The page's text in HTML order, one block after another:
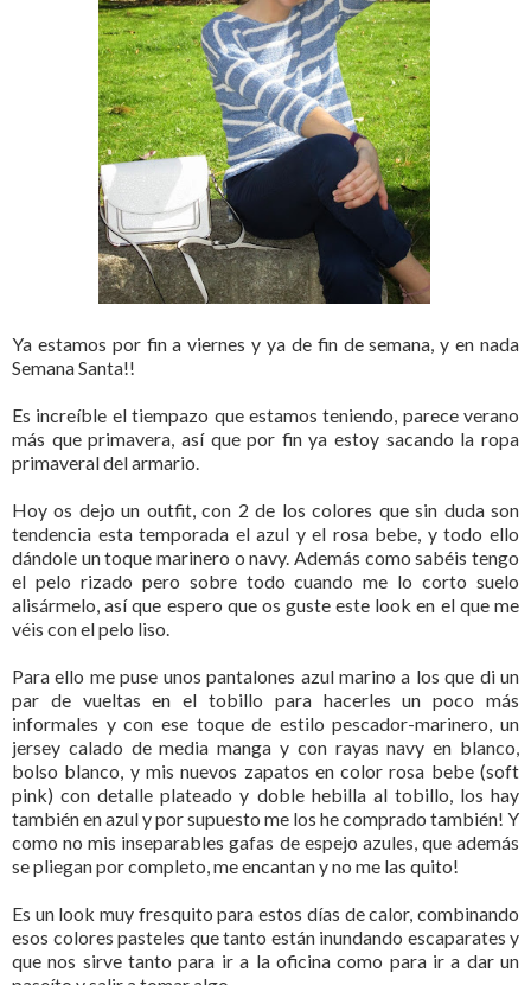
Ya estamos por fin a viernes y ya de fin de semana, y en nada
Semana Santa!!
Es increíble el tiempazo que estamos teniendo, parece verano
más que primavera, así que por fin ya estoy sacando la ropa
primaveral del armario.
Hoy os dejo un outfit, con 2 de los colores que sin duda son
tendencia esta temporada el azul y el rosa bebe, y todo ello
dándole un toque marinero o navy. Además como sabéis tengo
el pelo rizado pero sobre todo cuando me lo corto suelo
alisármelo, así que espero que os guste este look en el que me
véis con el pelo liso.
Para ello me puse unos pantalones azul marino a los que di un
par de vueltas en el tobillo para hacerles un poco más
informales y con ese toque de estilo pescador-marinero, un
jersey calado de media manga y con rayas navy en blanco,
bolso blanco, y mis nuevos zapatos en color rosa bebe (soft
pink) con detalle plateado y doble hebilla al tobillo, los hay
también en azul y por supuesto me los he comprado también! Y
como no mis inseparables gafas de espejo azules, que además
se pliegan por completo, me encantan y no me las quito!
Es un look muy fresquito para estos días de calor, combinando
esos colores pasteles que tanto están inundando escaparates y
que nos sirve tanto para ir a la oficina como para ir a dar un